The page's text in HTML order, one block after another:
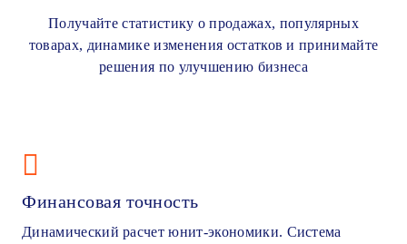
Получайте статистику о продажах, популярных
товарах, динамике изменения остатков и принимайте
решения по улучшению бизнеса
Финансовая точность
Динамический расчет юнит-экономики. Система